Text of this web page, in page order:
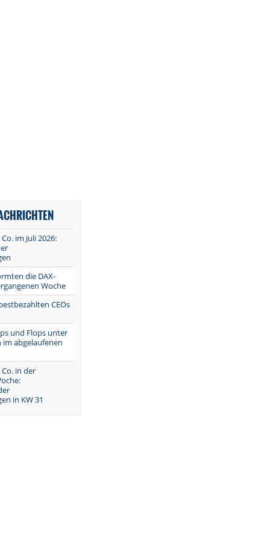
im Juli 2026:
die DAX-
Woche
CEOs
und Flops unter
abgelaufenen
in der
in KW 31